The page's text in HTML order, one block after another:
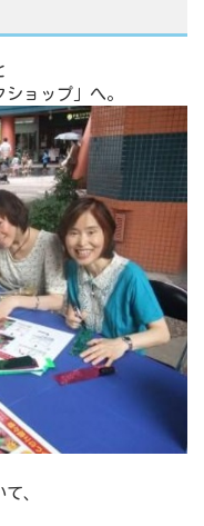
ョップ」へ。
、